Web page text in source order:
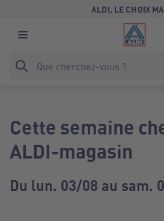
ALDI, LE CHOIX
Cette semaine
ALDI-magasin
Du lun. 03/08 au sam.